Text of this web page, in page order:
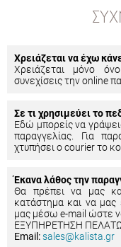
Χρειάζεται να έχω
Χρειάζεται μόνο
συνεχίσεις την online
Σε τι χρησιμεύει το
Εδώ μπορείς να
παραγγελίας. Για
χτυπήσει ο courier το
Έκανα λάθος την
Θα πρέπει να μας
κατάστημα και να μας
μας μέσω e-mail ώστε
ΕΞΥΠΗΡΕΤΗΣΗ
Email:sales@kalista.gr